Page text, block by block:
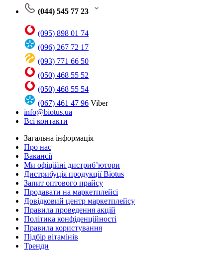
(044) 545 77 23
(095) 898 01 74
(096) 267 72 17
(093) 771 66 50
(050) 468 55 52
(050) 468 55 54
(067) 461 47 96 Viber
info@biotus.ua
Всі контакти
Загальна інформація
Про нас
Вакансії
Ми офіційні дистриб’ютори
Дистрибуція продукції Biotus
Запит оптового прайсу
Продавати на маркетплейсі
Довідковий центр маркетплейсу
Правила проведення акцій
Політика конфіденційності
Правила користування
Підбір вітамінів
Тренди